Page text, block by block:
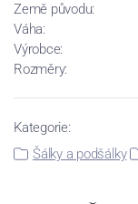
Země původu:
Váha:
Výrobce:
Rozměry:
Kategorie:
Šálky a podšálky